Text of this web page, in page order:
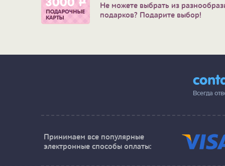
Не можете выбрать из
подарков? Подарите выбор!
Всегда
Принимаем все популярные
электронные способы оплаты: